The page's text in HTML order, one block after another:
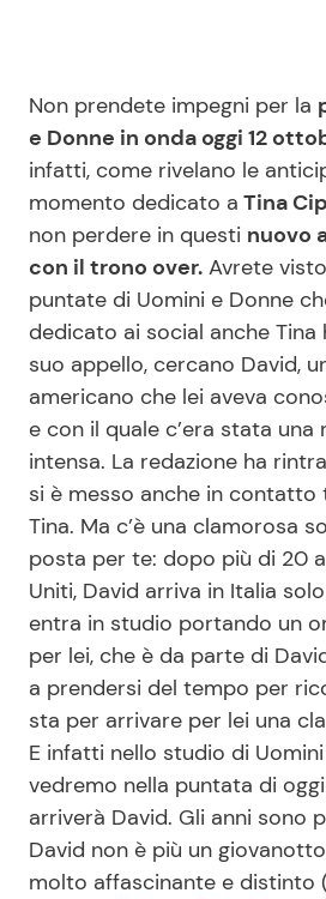
Viaggi e Turismo
Festività
Seguici
Info
Chi siamo
Disclaimer e Privacy
Redazione
Contattaci
Pubblicità
Privacy Policy
Non prendete impegni per la
e Donne in onda oggi 12
infatti, come rivelano le
momento dedicato a Tina
non perdere in questi nuovo
con il trono over. Avrete
puntate di Uomini e Donne
dedicato ai social anche Tina
suo appello, cercano David,
americano che lei aveva
e con il quale c’era stata una
intensa. La redazione ha
si è messo anche in
Tina. Ma c’è una clamorosa
posta per te: dopo più di 20
Uniti, David arriva in Italia
entra in studio portando un
per lei, che è da parte di
a prendersi del tempo per
sta per arrivare per lei una
E infatti nello studio di
vedremo nella puntata di
arriverà David. Gli anni sono
David non è più un
molto affascinante e distinto